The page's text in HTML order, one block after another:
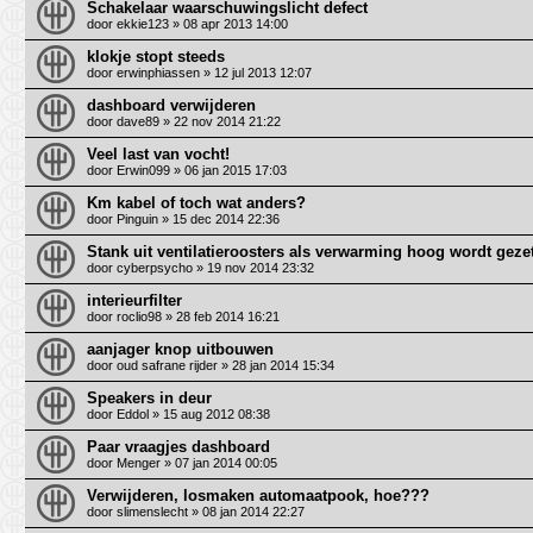
Schakelaar waarschuwingslicht defect
door ekkie123 » 08 apr 2013 14:00
klokje stopt steeds
door erwinphiassen » 12 jul 2013 12:07
dashboard verwijderen
door dave89 » 22 nov 2014 21:22
Veel last van vocht!
door Erwin099 » 06 jan 2015 17:03
Km kabel of toch wat anders?
door Pinguin » 15 dec 2014 22:36
Stank uit ventilatieroosters als verwarming hoog wordt
door cyberpsycho » 19 nov 2014 23:32
interieurfilter
door roclio98 » 28 feb 2014 16:21
aanjager knop uitbouwen
door oud safrane rijder » 28 jan 2014 15:34
Speakers in deur
door Eddol » 15 aug 2012 08:38
Paar vraagjes dashboard
door Menger » 07 jan 2014 00:05
Verwijderen, losmaken automaatpook, hoe???
door slimenslecht » 08 jan 2014 22:27